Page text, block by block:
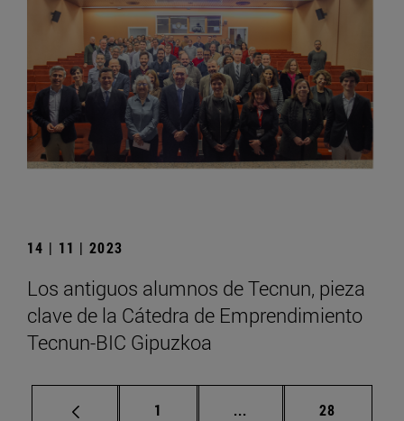
14 | 11 | 2023
Los antiguos alumnos de Tecnun, pieza
clave de la Cátedra de Emprendimiento
Tecnun-BIC Gipuzkoa
Página
1 ... Páginas intermedias
Página
28